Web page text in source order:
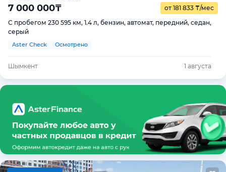
7 000 000₸ от 181 833 ₸/мес
С пробегом 230 595 км, 1.4 л, бензин, автомат, передний, седан,
серый
Aster Check Осмотрено
Шымкент 1 августа